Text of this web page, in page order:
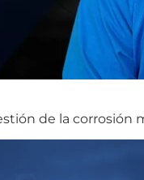
de la corrosión